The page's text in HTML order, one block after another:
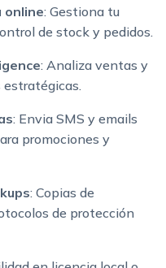
online: Gestiona tu
de stock y pedidos.
: Analiza ventas y
estratégicas.
: Envia SMS y emails
promociones y
: Copias de
de protección